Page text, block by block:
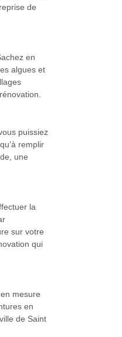
de
en
algues et
puissiez
remplir
une
la
sur votre
qui
mesure
en
de Saint